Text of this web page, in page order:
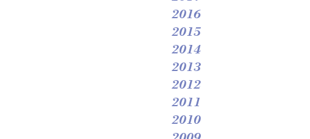
2016
2015
2014
2013
2012
2011
2010